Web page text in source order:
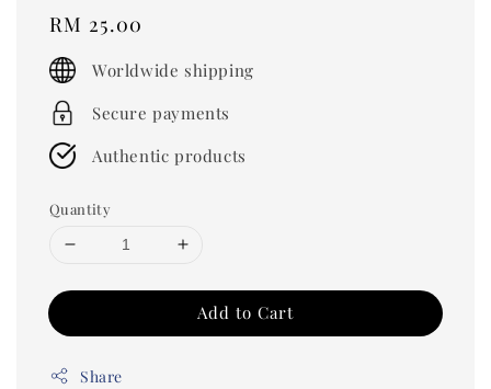
Regular
price
RM 25.00
Worldwide shipping
Secure payments
Authentic products
Quantity
Add to Cart
Share